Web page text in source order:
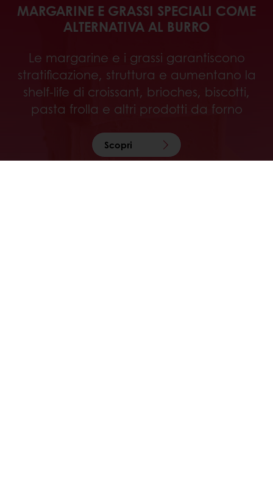
MARGARINE E GRASSI SPECIALI COME
ALTERNATIVA AL BURRO
Le margarine e i grassi garantiscono
stratificazione, struttura e aumentano la
shelf-life di croissant, brioches, biscotti,
pasta frolla e altri prodotti da forno
Scopri